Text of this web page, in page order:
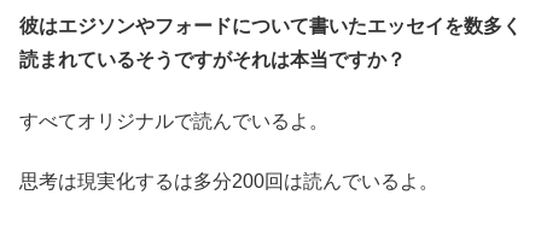
彼はエジソンやフォードについて書いたエッセイを数多く
読まれているそうですがそれは本当ですか？
すべてオリジナルで読んでいるよ。
思考は現実化するは多分200回は読んでいるよ。